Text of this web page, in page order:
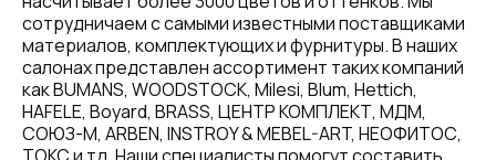
сотрудничаем с самыми известными поставщиками
материалов, комплектующих и фурнитуры. В наших
салонах представлен ассортимент таких компаний
как BUMANS, WOODSTOCK, Milesi, Blum, Hettich,
HAFELE, Boyard, BRASS, ЦЕНТР КОМПЛЕКТ, МДМ,
СОЮЗ-М, ARBEN, INSTROY & MEBEL-ART, НЕОФИТОС,